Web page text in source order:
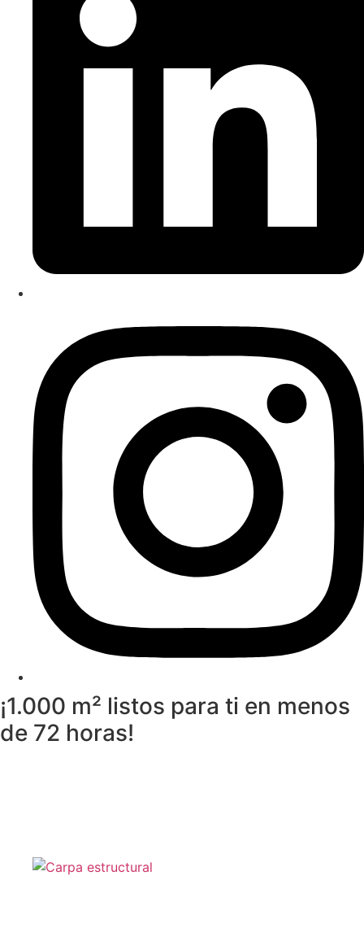
¡1.000 m² listos para ti en menos
de 72 horas!